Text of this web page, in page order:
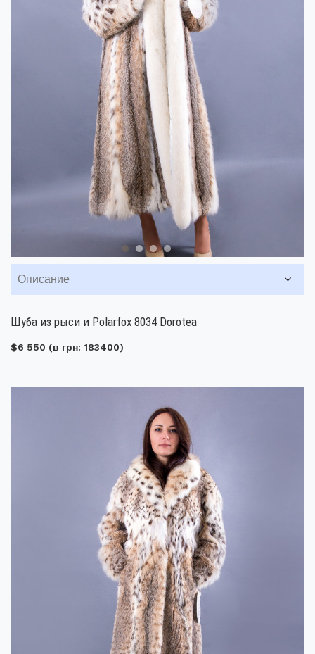
Описание
Шуба из рыси и Polarfox 8034 Dorotea
$6 550 (в грн: 183400)